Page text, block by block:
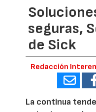
seguras,
de Sick
Redacción
La continua